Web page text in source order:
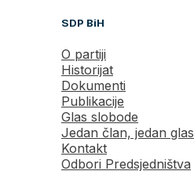
SDP BiH
O partiji
Historijat
Dokumenti
Publikacije
Glas slobode
Jedan član, jedan glas
Kontakt
Odbori Predsjedništva